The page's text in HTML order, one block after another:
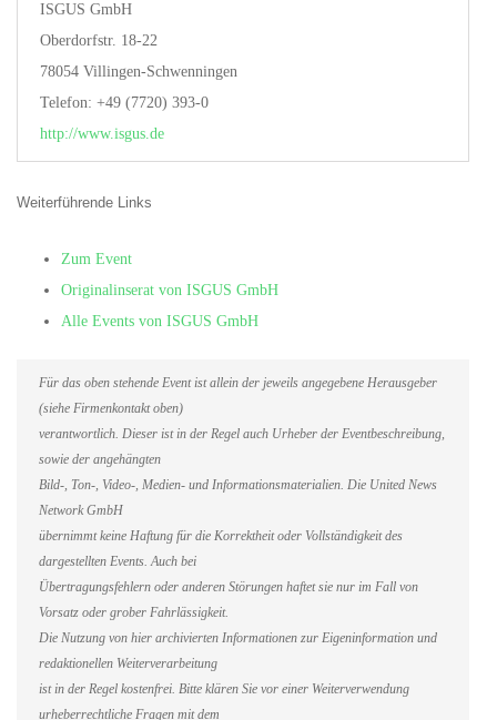
ISGUS GmbH
Oberdorfstr. 18-22
78054 Villingen-Schwenningen
Telefon: +49 (7720) 393-0
http://www.isgus.de
Weiterführende Links
Zum Event
Originalinserat von ISGUS GmbH
Alle Events von ISGUS GmbH
Für das oben stehende Event ist allein der jeweils angegebene Herausgeber
(siehe Firmenkontakt oben)
verantwortlich. Dieser ist in der Regel auch Urheber der Eventbeschreibung,
sowie der angehängten
Bild-, Ton-, Video-, Medien- und Informationsmaterialien. Die United News
Network GmbH
übernimmt keine Haftung für die Korrektheit oder Vollständigkeit des
dargestellten Events. Auch bei
Übertragungsfehlern oder anderen Störungen haftet sie nur im Fall von
Vorsatz oder grober Fahrlässigkeit.
Die Nutzung von hier archivierten Informationen zur Eigeninformation und
redaktionellen Weiterverarbeitung
ist in der Regel kostenfrei. Bitte klären Sie vor einer Weiterverwendung
urheberrechtliche Fragen mit dem